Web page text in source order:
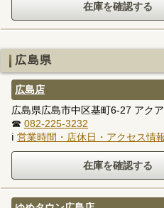
広島県
広島店
広島県広島市中区基町6-27 アク
☎ 082-225-3232
ℹ 営業時間・店休日・アクセス情